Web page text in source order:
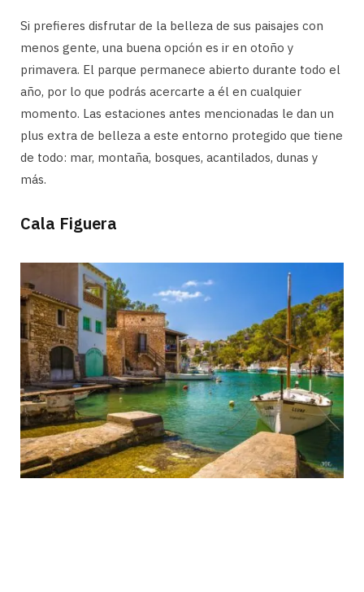
Si prefieres disfrutar de la belleza de sus paisajes con
menos gente, una buena opción es ir en otoño y
primavera. El parque permanece abierto durante todo el
año, por lo que podrás acercarte a él en cualquier
momento. Las estaciones antes mencionadas le dan un
plus extra de belleza a este entorno protegido que tiene
de todo: mar, montaña, bosques, acantilados, dunas y
más.
Cala Figuera